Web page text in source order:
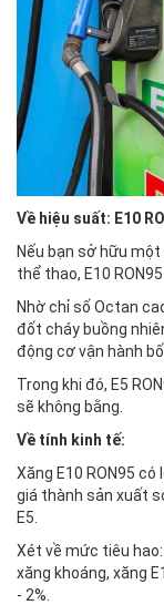
Về hiệu suất: E10
Nếu bạn sở hữu
thể thao, E10
Nhờ chỉ số Octan
đốt cháy buồng
động cơ vận hành
Trong khi đó, E5
sẽ không bằng.
Về tính kinh tế:
Xăng E10 RON95
giá thành sản xuất
E5.
Xét về mức tiêu
xăng khoáng, xăng
- 2%.